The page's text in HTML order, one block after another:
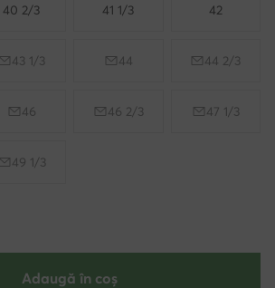
40 2/3 41 1/3 42
43 1/3 44 44 2/3
46 46 2/3 47 1/3
49 1/3
Adaugă în coș